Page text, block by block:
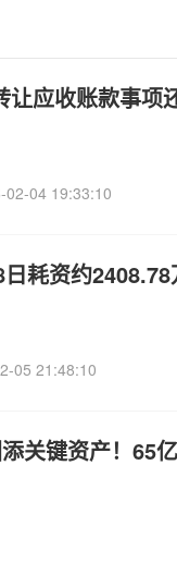
让应收账款事项
02-04 19:33:10
耗资约2408.78
05 21:48:10
关键资产！65